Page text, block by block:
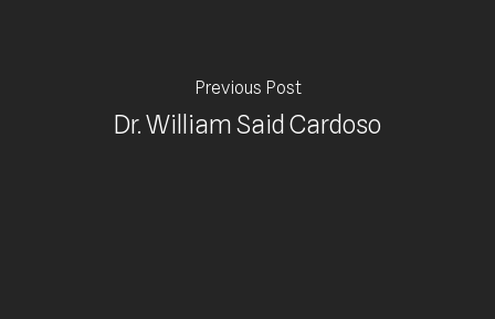
Previous Post
Dr. William Said Cardoso